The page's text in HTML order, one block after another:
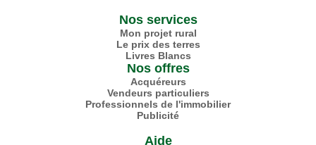
Nos services
Mon projet rural
Le prix des terres
Livres Blancs
Nos offres
Acquéreurs
Vendeurs particuliers
Professionnels de l'immobilier
Publicité
Aide